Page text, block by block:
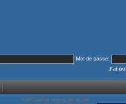
Mot de passe:
J'ai
Voir/Cacher menus de droite